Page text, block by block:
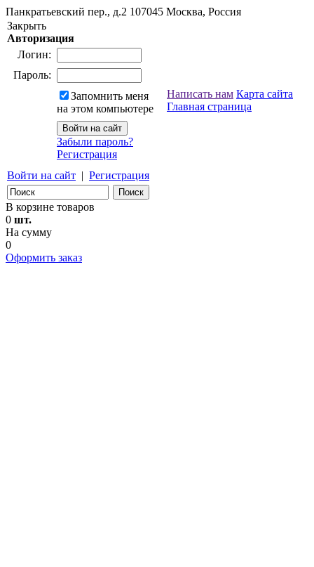
Панкратьевский пер., д.2 107045 Москва, Россия
Закрыть
Авторизация
Логин:
Пароль:
Запомнить меня
на этом компьютере
Забыли пароль?
Регистрация
Войти на сайт | Регистрация
Написать нам Карта сайта
Главная страница
В корзине товаров
0 шт.
На сумму
0
Оформить заказ